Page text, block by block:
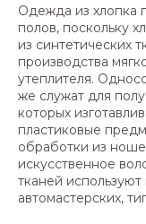
Одежда из хлопка
полов, поскольку
из синтетических
производства
утеплителя.
же служат для
которых
пластиковые
обработки из
искусственное
тканей
автомастерских,